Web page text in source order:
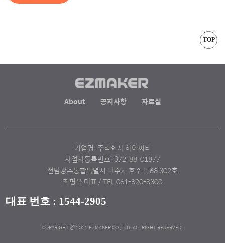
TOP
About 공지사항 자료실
기업명: 주식회사 하이씨티
사업자등록번호: 372-88-01877
전남광주통합특별시 나주시 호수로 68 302호
최형욱 대표 / TEL 061-820-8300
대표 번호 : 1544-2905
COPYRIGHT ⓒ 2022 EZMAKER CO., LTD. ALL RIGHT RESERVED.